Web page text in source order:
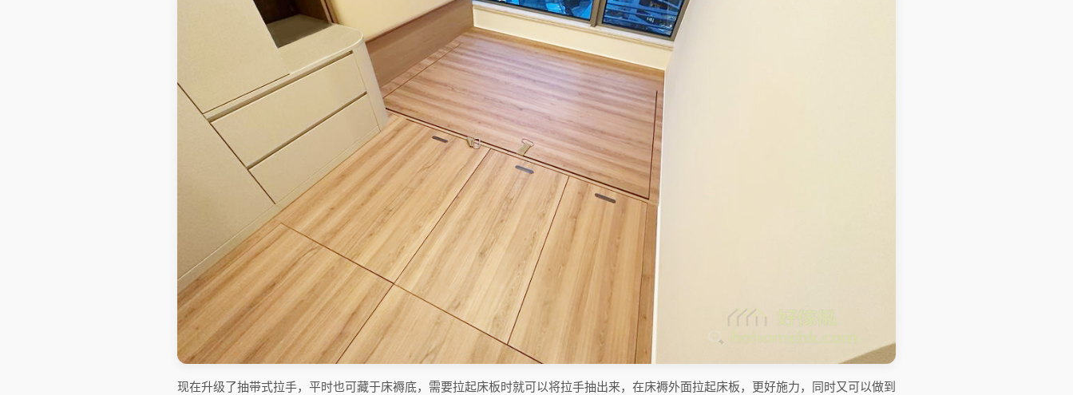
现在升级了抽带式拉手，平时也可藏于床褥底，需要拉起床板时就可以将拉手抽出来，在床褥外面拉起床板，更好施力，同时又可以做到